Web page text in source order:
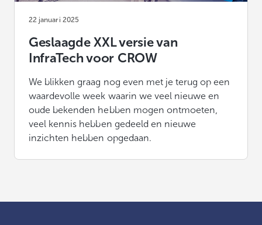
22 januari 2025
Geslaagde XXL versie van
InfraTech voor CROW
We blikken graag nog even met je terug op een
waardevolle week waarin we veel nieuwe en
oude bekenden hebben mogen ontmoeten,
veel kennis hebben gedeeld en nieuwe
inzichten hebben opgedaan.